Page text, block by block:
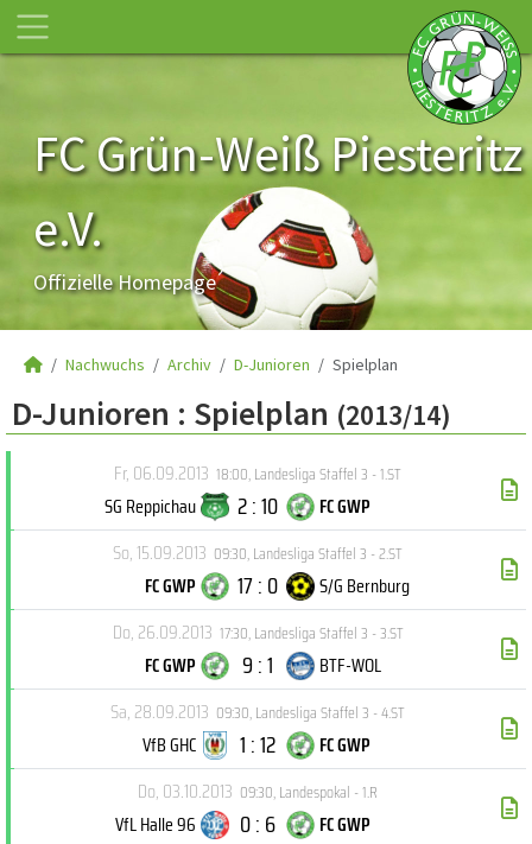
FC Grün-Weiß Piesteritz
e.V.
Offizielle Homepage
Nachwuchs Archiv D-Junioren Spielplan
D-Junioren : Spielplan (2013/14)
Fr, 06.09.2013 18:00,Landesliga Staffel 3 - 1.ST
SG Reppichau 2 : 10
FC GWP
So, 15.09.2013 09:30,Landesliga Staffel 3 - 2.ST
FC GWP 17 : 0
S/G Bernburg
Do, 26.09.2013 17:30,Landesliga Staffel 3 - 3.ST
FC GWP 9 : 1
BTF-WOL
Sa, 28.09.2013 09:30,Landesliga Staffel 3 - 4.ST
VfB GHC 1 : 12
FC GWP
Do, 03.10.2013 09:30,Landespokal - 1.R
VfL Halle 96 0 : 6
FC GWP